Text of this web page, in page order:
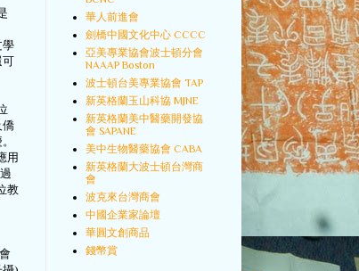
學
可
僑
用
教
華人前進會
劍橋中國文化中心 CCCC
亞美專業協會波士頓分會
NAAAP Boston
波士頓台美專業協會 TAP
新英格蘭玉山科協 MJNE
新英格蘭美中醫藥開發協
會 SAPANE
美中生物醫藥協會 CABA
新英格蘭大波士頓台灣商
會
波克來台灣商會
中國企業家論壇
華圓文創商品
錢幣賞